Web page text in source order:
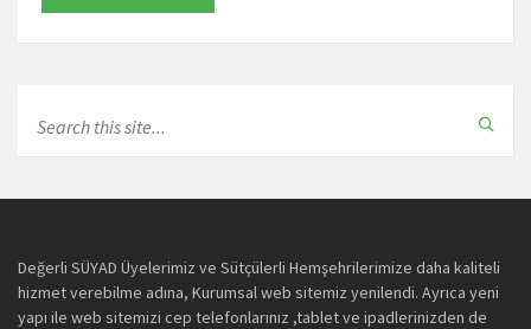
Değerli SÜYAD Üyelerimiz ve Sütçülerli Hemşehrilerimize daha kaliteli
hizmet verebilme adına, Kurumsal web sitemiz yenilendi. Ayrıca yeni
yapı ile web sitemizi cep telefonlarınız ,tablet ve ipadlerinizden de